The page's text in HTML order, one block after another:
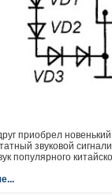
приобрел
звуковой
популярного